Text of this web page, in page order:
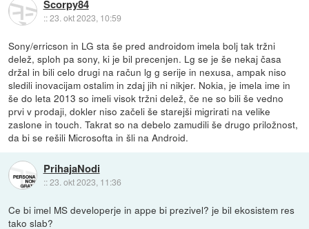
Scorpy84
::23. okt 2023, 10:59
Sony/erricson in LG sta še pred androidom imela bolj tak tržni
delež, sploh pa sony, ki je bil precenjen. Lg se je še nekaj časa
držal in bili celo drugi na račun lg g serije in nexusa, ampak niso
sledili inovacijam ostalim in zdaj jih ni nikjer. Nokia, je imela ime in
še do leta 2013 so imeli visok tržni delež, če ne so bili še vedno
prvi v prodaji, dokler niso začeli še starejši migrirati na velike
zaslone in touch. Takrat so na debelo zamudili še drugo priložnost,
da bi se rešili Microsofta in šli na Android.
PrihajaNodi
::23. okt 2023, 11:36
Ce bi imel MS developerje in appe bi prezivel? je bil ekosistem res
tako slab?